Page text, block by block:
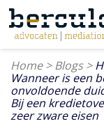
Home>Blogs>
Wanneer is een
onvoldoende
Bij een
zeer zware eisen